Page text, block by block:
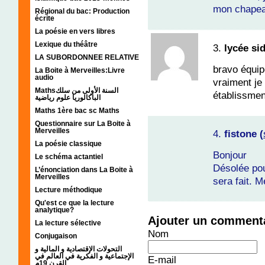
Régional du bac: Production
écrite
La poésie en vers libres
Lexique du théâtre
LA SUBORDONNEE RELATIVE
La Boite à Merveilles:Livre
audio
Mathsالسنة الأولى من سلك
الباكالوريا علوم رياضية
Maths 1ère bac sc Maths
Questionnaire sur La Boite à
Merveilles
La poésie classique
Le schéma actantiel
L’énonciation dans La Boite à
Merveilles
Lecture méthodique
Qu'est ce que la lecture
analytique?
La lecture sélective
Conjugaison
التحولات الإقتصادية و المالية و
الإجتماعية و الفكرية في العالم في
القرن 19م
mon
3. lycée
bravo
vraiment je
4. fistone (
Bonjour
Désolée
sera fait.
Ajouter un
Nom
E-mail